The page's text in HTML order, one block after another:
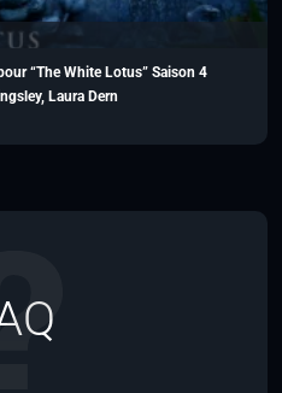
“The White Lotus” Saison 4
Laura Dern